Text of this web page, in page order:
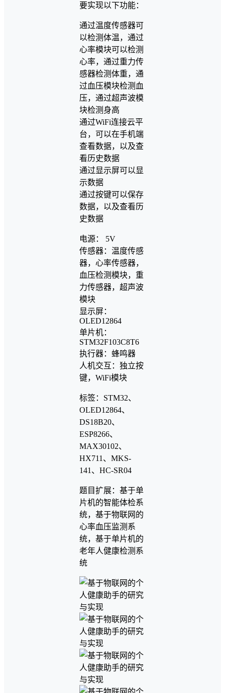
要实现以下功能：
通过温度传感器可
以检测体温，通过
心率模块可以检测
心率，通过重力传
感器检测体重，通
过血压模块检测血
压，通过超声波模
块检测身高
通过WiFi连接云平
台，可以在手机端
查看数据，以及查
看历史数据
通过显示屏可以显
示数据
通过按键可以保存
数据，以及查看历
史数据
电源： 5V
传感器：温度传感
器，心率传感器，
血压检测模块，重
力传感器，超声波
模块
显示屏：
OLED12864
单片机：
STM32F103C8T6
执行器：蜂鸣器
人机交互：独立按
键，WiFi模块
标签：STM32、
OLED12864、
DS18B20、
ESP8266、
MAX30102、
HX711、MKS-
141、HC-SR04
题目扩展：基于单
片机的智能体检系
统，基于物联网的
心率血压监测系
统，基于单片机的
老年人健康检测系
统